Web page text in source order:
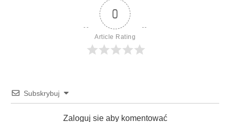
0
Article Rating
Subskrybuj
Zaloguj sie aby komentować